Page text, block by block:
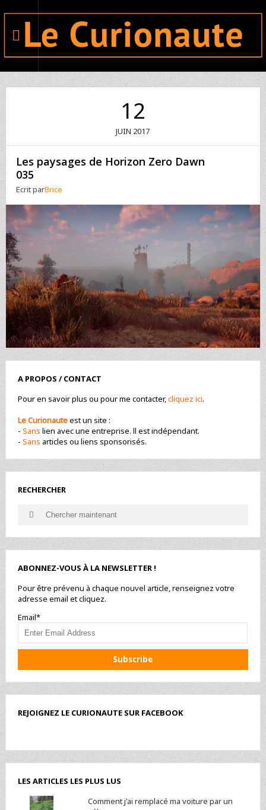
12
JUIN 2017
Les paysages de Horizon Zero Dawn
035
Ecrit parBrice
A PROPOS / CONTACT
Pour en savoir plus ou pour me contacter, cliquez ici.
Le Curionauteest un site :
- Sans lien avec une entreprise. ll est indépendant.
- Sans articles ou liens sponsorisés.
RECHERCHER
Search
ABONNEZ-VOUS À LA NEWSLETTER !
Pour être prévenu à chaque nouvel article, renseignez votre
adresse email et cliquez.
Email*
REJOIGNEZ LE CURIONAUTE SUR FACEBOOK
LES ARTICLES LES PLUS LUS
Comment j'ai remplacé ma voiture par un